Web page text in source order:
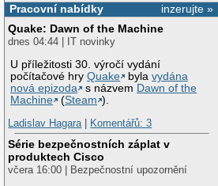
inzerujte »
Pracovní nabídky
Quake: Dawn of the Machine
dnes 04:44 | IT novinky
U příležitosti 30. výročí vydání
počítačové hryQuake bylavydána
nová epizoda
s názvem Dawn of the
Machine
(Steam ).
Ladislav Hagara| Komentářů: 3
Série bezpečnostních záplat v
produktech Cisco
včera 16:00 | Bezpečnostní upozornění